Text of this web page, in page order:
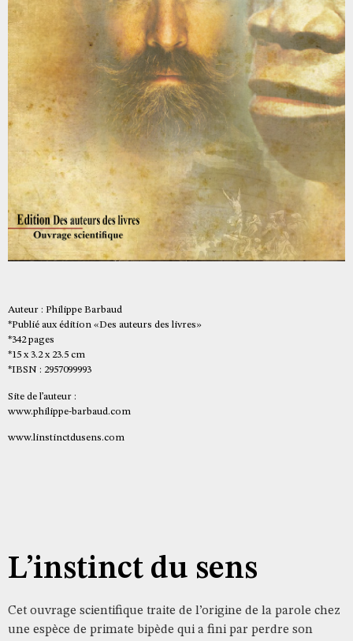
Auteur : Philippe Barbaud
*Publié aux édition «Des auteurs des livres»
*342 pages
*15 x 3.2 x 23.5 cm
*IBSN : 2957099993
Site de l’auteur :
www.philippe-barbaud.com
www.linstinctdusens.com
L’instinct du sens
Cet ouvrage scientifique traite de l’origine de la parole chez
une espèce de primate bipède qui a fini par perdre son